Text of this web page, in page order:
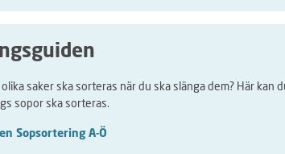
saker ska sorteras när du ska slänga dem? Här kan
sopor ska sorteras.
Sopsortering A-Ö